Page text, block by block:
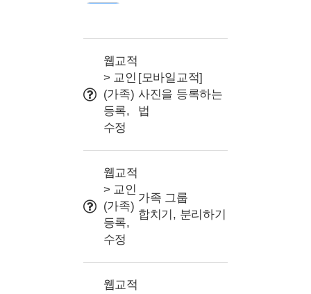
출석 관리(QR/바코드)
조직(교구or부서) 설정
문자 관련
프로그램 및 명칭 설정
사용자권한(교사/리더)
사용 Tip
웹교적
> 교인
(가족)
등록,
수정
[모바일교적]
사진을 등록하는
법
웹교적
> 교인
(가족)
등록,
수정
가족 그룹
합치기, 분리하기
웹교적